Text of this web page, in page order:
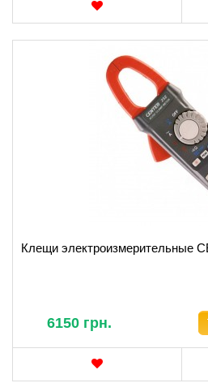
Клещи электроизмерительные
6150 грн.